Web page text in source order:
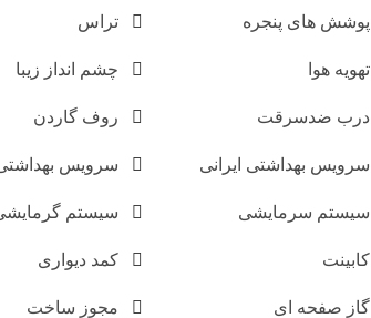
پوشش های پنجره تراس
تهویه هوا چشم انداز زیبا
درب ضدسرقت روف گاردن
سرویس بهداشتی ایرانی سرویس
سیستم سرمایشی سیستم
کابینت کمد دیواری
گاز صفحه ای مجوز ساخت